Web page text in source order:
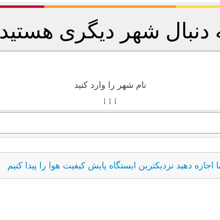
دنبال شهر دیگری
نام شهر را وارد کنید
↓ ↓ ↓
اجازه دهید نزدیکترین ایستگاه پایش کیفیت هوا را پیدا کنیم